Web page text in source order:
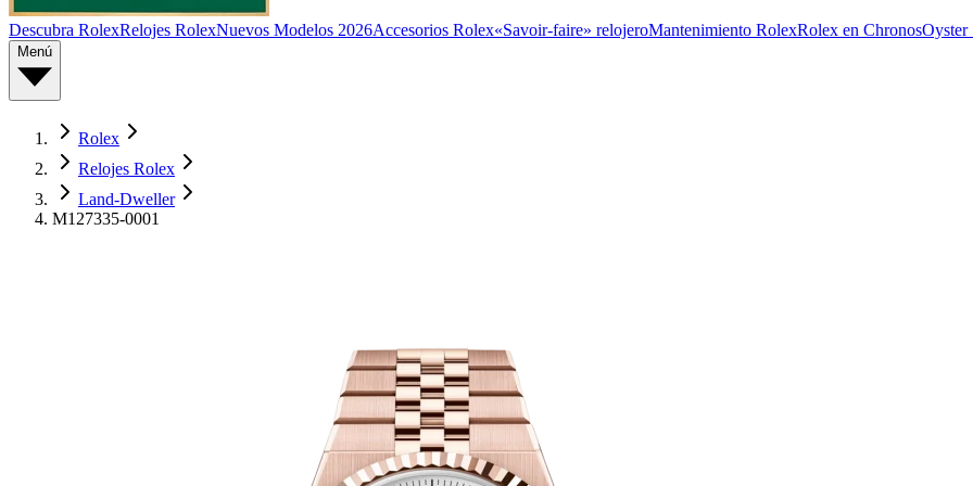
Descubra RolexRelojes RolexNuevos Modelos 2026Accesorios Rolex«Savoir-faire» relojeroMantenimiento RolexRolex en ChronosOyster
Menú
Rolex
Relojes Rolex
Land-Dweller
M127335-0001